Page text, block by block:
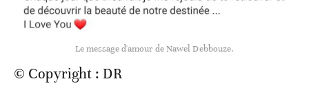
Le message d'amour de Nawel Debbouze.
© Copyright : DR